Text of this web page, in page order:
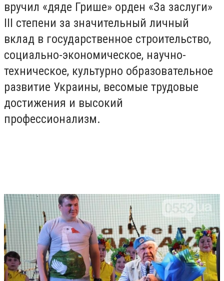
вручил «дяде Грише» орден «За заслуги»
III степени за значительный личный
вклад в государственное строительство,
социально-экономическое, научно-
техническое, культурно образовательное
развитие Украины, весомые трудовые
достижения и высокий
профессионализм.